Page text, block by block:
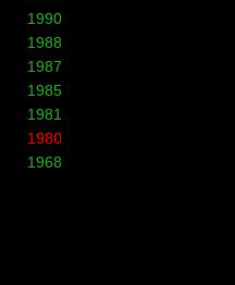
1990
1988
1987
1985
1981
1980
1968